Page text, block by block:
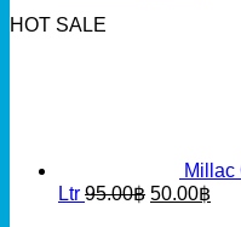
HOT SALE
Millac
Ltr 95.00฿ Original
50.00฿